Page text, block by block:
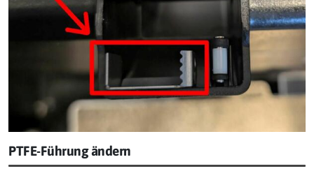
PTFE-Führung ändern